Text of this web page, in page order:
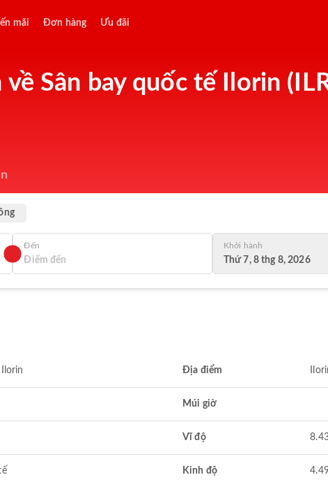
mãi Đơn hàng Ưu đãi
Sân bay quốc tế Ilorin
Đến Khởi hành
Thứ 7, 8 thg 8, 2026
Địa điểm
Múi giờ
Vĩ độ
Kinh độ